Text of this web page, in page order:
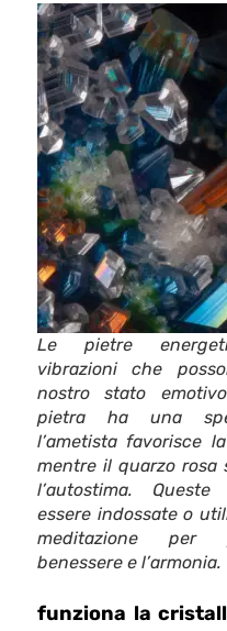
Le pietre
vibrazioni che
nostro stato
pietra ha una
l’ametista favorisce
mentre il quarzo rosa
l’autostima.
essere indossate o
meditazione per
benessere e l’armonia.
funziona la